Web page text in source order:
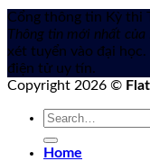
Cổng thông tin Kỳ thi
Thông tin mới nhất của
xét tuyển vào đại
điện tử uy tín.
Copyright 2026 ©
Home